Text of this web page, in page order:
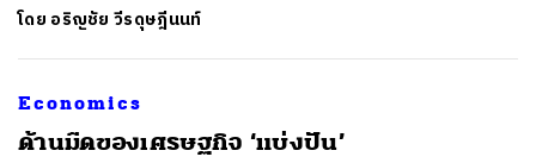
โดย อริญชัย วีรดุษฎีนนท์
Economics
ด้านมืดของเศรษฐกิจ ‘แบ่งปัน’